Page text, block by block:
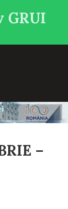
GRUI
–